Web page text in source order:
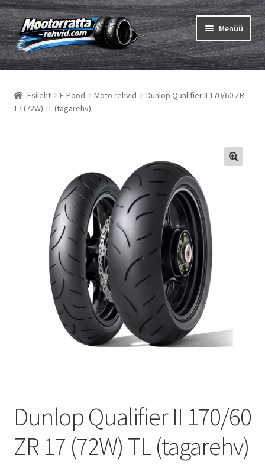
Liigu
navigeerimisele
Liigu
sisu
juurde
Menüü
Rehvid
Ava
Sisekumm
Ava
Ava
Esileht E-Pood Moto rehvid
Dunlop Qualifier II 170/60 ZR
17 (72W) TL (tagarehv)
Dunlop Qualifier II 170/60
ZR 17 (72W) TL (tagarehv)